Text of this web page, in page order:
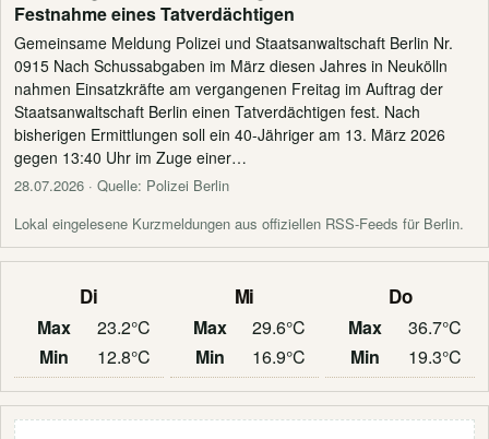
Festnahme eines Tatverdächtigen
Gemeinsame Meldung Polizei und Staatsanwaltschaft Berlin Nr.
0915 Nach Schussabgaben im März diesen Jahres in Neukölln
nahmen Einsatzkräfte am vergangenen Freitag im Auftrag der
Staatsanwaltschaft Berlin einen Tatverdächtigen fest. Nach
bisherigen Ermittlungen soll ein 40-Jähriger am 13. März 2026
gegen 13:40 Uhr im Zuge einer…
28.07.2026 · Quelle: Polizei Berlin
Lokal eingelesene Kurzmeldungen aus offiziellen RSS-Feeds für Berlin.
Di
Max
23.2°C
Min
12.8°C
Mi
Max
29.6°C
Min
16.9°C
Do
Max
36.7°C
Min
19.3°C